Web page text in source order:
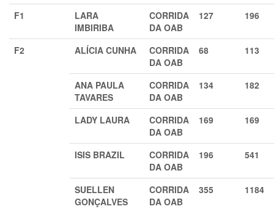
F1
LARA
IMBIRIBA
CORRIDA
DA OAB
127 196
F2 ALÍCIA CUNHA
CORRIDA
DA OAB
68 113
ANA PAULA
TAVARES
CORRIDA
DA OAB
134 182
LADY LAURA
CORRIDA
DA OAB
169 169
ISIS BRAZIL
CORRIDA
DA OAB
196 541
SUELLEN
GONÇALVES
CORRIDA
DA OAB
355 1184